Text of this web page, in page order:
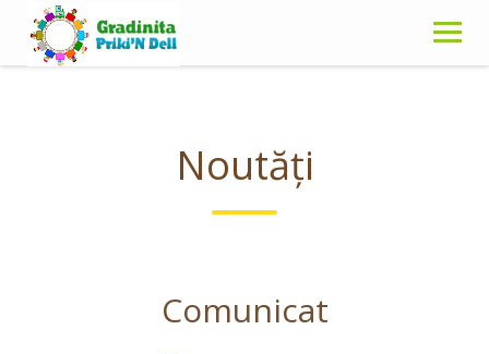
content
Noutăți
Comunicat